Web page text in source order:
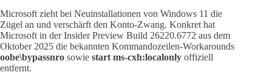
Microsoft zieht bei Neuinstallationen von Windows 11 die
Zügel an und verschärft den Konto-Zwang. Konkret hat
Microsoft in der Insider Preview Build 26220.6772 aus dem
Oktober 2025 die bekannten Kommandozeilen-Workarounds
oobe\bypassnro sowie start ms-cxh:localonly offiziell
entfernt.